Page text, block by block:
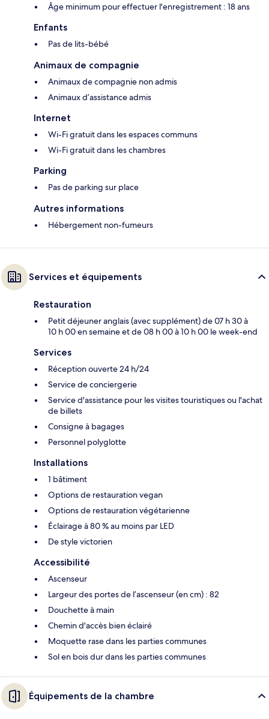
Âge minimum pour effectuer l'enregistrement : 18 ans
Enfants
Pas de lits-bébé
Animaux de compagnie
Animaux de compagnie non admis
Animaux d’assistance admis
Internet
Wi-Fi gratuit dans les espaces communs
Wi-Fi gratuit dans les chambres
Parking
Pas de parking sur place
Autres informations
Hébergement non-fumeurs
Services et équipements
Restauration
Petit déjeuner anglais (avec supplément) de 07 h 30 à
10 h 00 en semaine et de 08 h 00 à 10 h 00 le week-end
Services
Réception ouverte 24 h/24
Service de conciergerie
Service d'assistance pour les visites touristiques ou l'achat
de billets
Consigne à bagages
Personnel polyglotte
Installations
1 bâtiment
Options de restauration vegan
Options de restauration végétarienne
Éclairage à 80 % au moins par LED
De style victorien
Accessibilité
Ascenseur
Largeur des portes de l’ascenseur (en cm) : 82
Douchette à main
Chemin d'accès bien éclairé
Moquette rase dans les parties communes
Sol en bois dur dans les parties communes
Équipements de la chambre